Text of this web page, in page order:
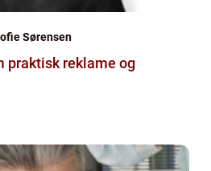
Sørensen
praktisk reklame og